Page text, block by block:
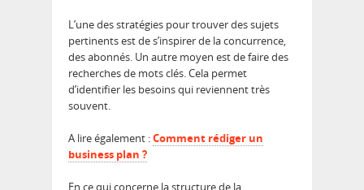
L’une des stratégies pour trouver des sujets
pertinents est de s’inspirer de la concurrence,
des abonnés. Un autre moyen est de faire des
recherches de mots clés. Cela permet
d’identifier les besoins qui reviennent très
souvent.
A lire également :Comment rédiger un
business plan ?
En ce qui concerne la structure de la